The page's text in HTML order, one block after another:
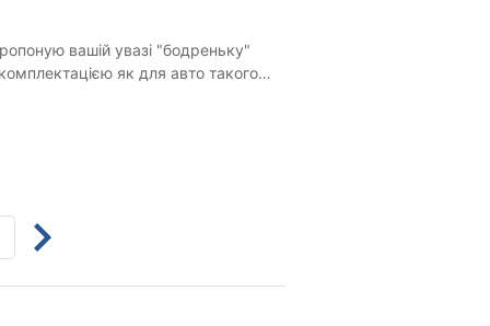
вашій увазі "бодреньку"
як для авто такого